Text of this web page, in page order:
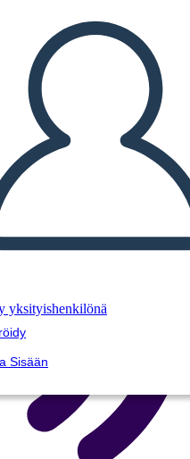
yksityishenkilönä
Sisään
MINULLE